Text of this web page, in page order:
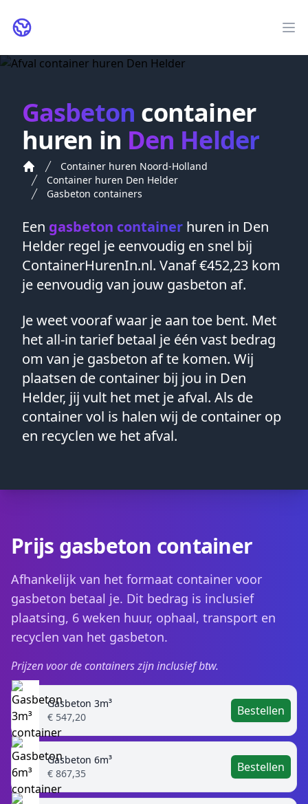
ContainerHurenIn.nl
Gasbeton container
huren in Den Helder
Container huren Noord-Holland
Container huren Den Helder
Gasbeton containers
Een gasbeton container huren in Den
Helder regel je eenvoudig en snel bij
ContainerHurenIn.nl. Vanaf €452,23 kom
je eenvoudig van jouw gasbeton af.
Je weet vooraf waar je aan toe bent. Met
het all-in tarief betaal je één vast bedrag
om van je gasbeton af te komen. Wij
plaatsen de container bij jou in Den
Helder, jij vult het met je afval. Als de
container vol is halen wij de container op
en recyclen we het afval.
Prijs gasbeton container
Afhankelijk van het formaat container voor
gasbeton betaal je. Dit bedrag is inclusief
plaatsing, 6 weken huur, ophaal, transport en
recyclen van het gasbeton.
Prijzen voor de containers zijn inclusief btw.
Gasbeton 3m³
€ 547,20
Bestellen
Gasbeton 6m³
€ 867,35
Bestellen